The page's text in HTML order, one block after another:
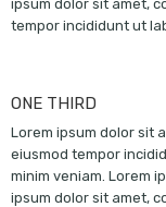
ipsum dolor sit amet,
tempor incididunt ut
ONE THIRD
Lorem ipsum dolor sit
eiusmod tempor
minim veniam. Lorem
ipsum dolor sit amet,